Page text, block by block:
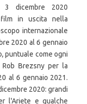
3 dicembre 2020
film in uscita nella
internazionale
2020 al 6 gennaio
puntuale come ogni
Brezsny per la
al 6 gennaio 2021.
2020: grandi
l'Ariete e qualche